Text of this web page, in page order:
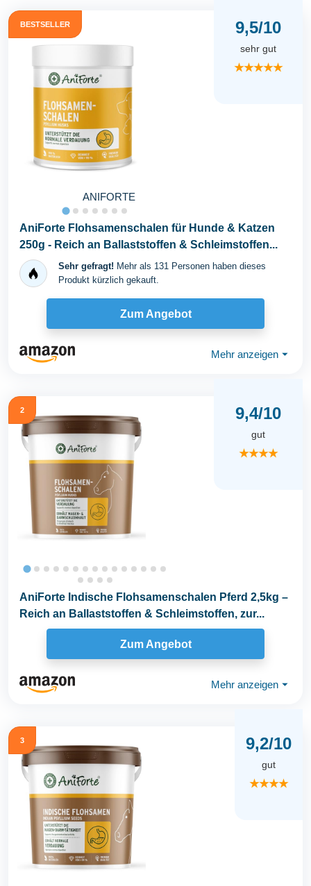
BESTSELLER
ANIFORTE
9,5/10
sehr gut
★★★★★
AniForte Flohsamenschalen für Hunde & Katzen
250g - Reich an Ballaststoffen & Schleimstoffen...
Sehr gefragt! Mehr als 131 Personen haben dieses
Produkt kürzlich gekauft.
Zum Angebot
Mehr anzeigen ⏷
2 9,4/10
gut
★★★★
AniForte Indische Flohsamenschalen Pferd 2,5kg –
Reich an Ballaststoffen & Schleimstoffen, zur...
Zum Angebot
Mehr anzeigen ⏷
3 9,2/10
gut
★★★★